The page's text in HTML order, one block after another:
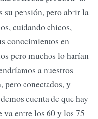
su pensión, pero abrir la
cuidando chicos,
conocimientos en
pero muchos lo harían
a nuestros
pero conectados, y
cuenta de que hay
va entre los 60 y los 75